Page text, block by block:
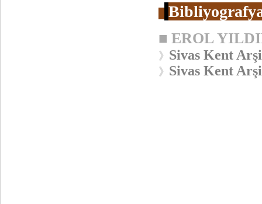
■ EROL
》 Sivas Kent
》 Sivas Kent